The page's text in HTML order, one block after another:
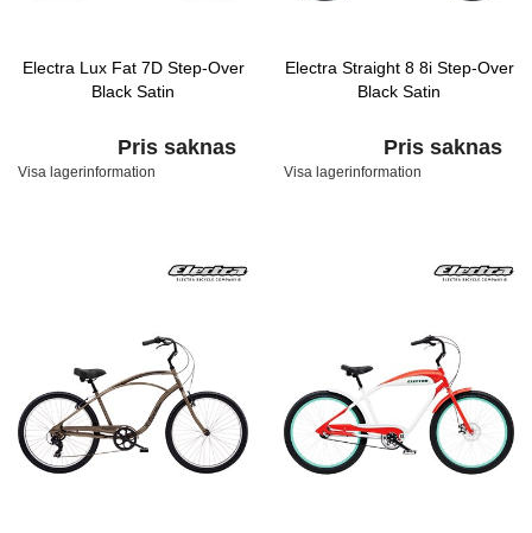
Electra Lux Fat 7D Step-Over
Black Satin
Pris saknas
Visa lagerinformation
Electra Straight 8 8i Step-Over
Black Satin
Pris saknas
Visa lagerinformation